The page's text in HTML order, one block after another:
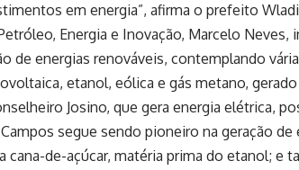
em energia”, afirma o prefeito
Energia e Inovação, Marcelo Neves,
de energias renováveis, contemplando
etanol, eólica e gás metano,
Josino, que gera energia elétrica,
segue sendo pioneiro na geração
cana-de-açúcar, matéria prima do etanol; e